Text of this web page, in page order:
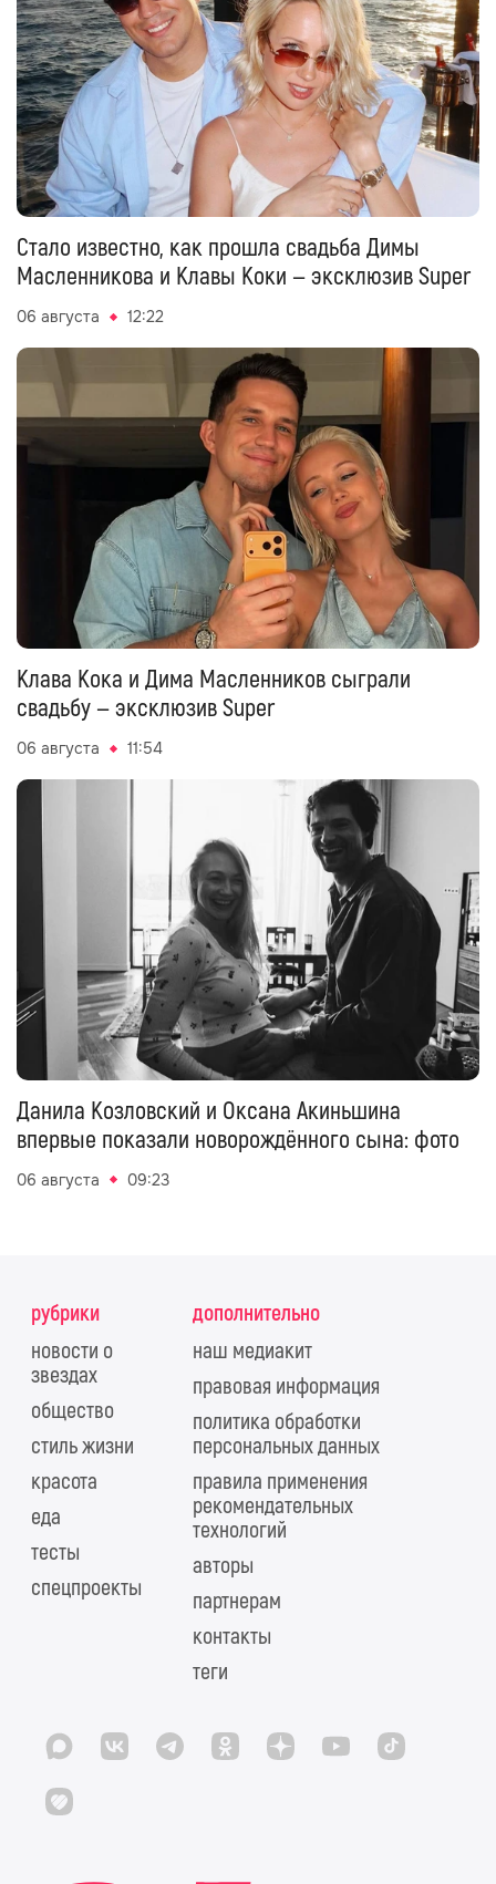
Стало известно, как прошла свадьба Димы
Масленникова и Клавы Коки — эксклюзив Super
06 августа 12:22
Клава Кока и Дима Масленников сыграли
свадьбу — эксклюзив Super
06 августа 11:54
Данила Козловский и Оксана Акиньшина
впервые показали новорождённого сына: фото
06 августа 09:23
рубрики
новости о
звездах
общество
стиль жизни
красота
еда
тесты
спецпроекты
дополнительно
наш медиакит
правовая информация
политика обработки
персональных данных
правила применения
рекомендательных
технологий
авторы
партнерам
контакты
теги